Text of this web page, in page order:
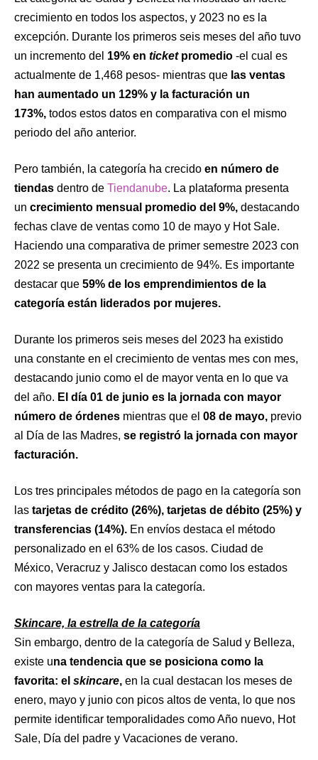
crecimiento en todos los aspectos, y 2023 no es la
excepción. Durante los primeros seis meses del año tuvo
un incremento del 19% en ticketpromedio -el cual es
actualmente de 1,468 pesos- mientras que las ventas
han aumentado un 129% y la facturación un
173%, todos estos datos en comparativa con el mismo
periodo del año anterior.
Pero también, la categoría ha crecido en número de
tiendas dentro de Tiendanube. La plataforma presenta
un crecimiento mensual promedio del 9%, destacando
fechas clave de ventas como 10 de mayo y Hot Sale.
Haciendo una comparativa de primer semestre 2023 con
2022 se presenta un crecimiento de 94%. Es importante
destacar que 59% de los emprendimientos de la
categoría están liderados por mujeres.
Durante los primeros seis meses del 2023 ha existido
una constante en el crecimiento de ventas mes con mes,
destacando junio como el de mayor venta en lo que va
del año. El día 01 de junio es la jornada con mayor
número de órdenes mientras que el 08 de mayo, previo
al Día de las Madres, se registró la jornada con mayor
facturación.
Los tres principales métodos de pago en la categoría son
las tarjetas de crédito (26%), tarjetas de débito (25%) y
transferencias (14%). En envíos destaca el método
personalizado en el 63% de los casos. Ciudad de
México, Veracruz y Jalisco destacan como los estados
con mayores ventas para la categoría.
Skincare, la estrella de la categoría
Sin embargo, dentro de la categoría de Salud y Belleza,
existe una tendencia que se posiciona como la
favorita: el skincare, en la cual destacan los meses de
enero, mayo y junio con picos altos de venta, lo que nos
permite identificar temporalidades como Año nuevo, Hot
Sale, Día del padre y Vacaciones de verano.